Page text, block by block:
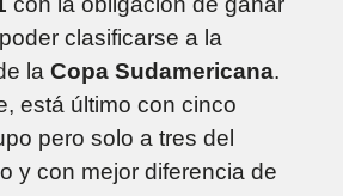
clasificarse a la
la Copa Sudamericana.
está último con cinco
pero solo a tres del
y con mejor diferencia de